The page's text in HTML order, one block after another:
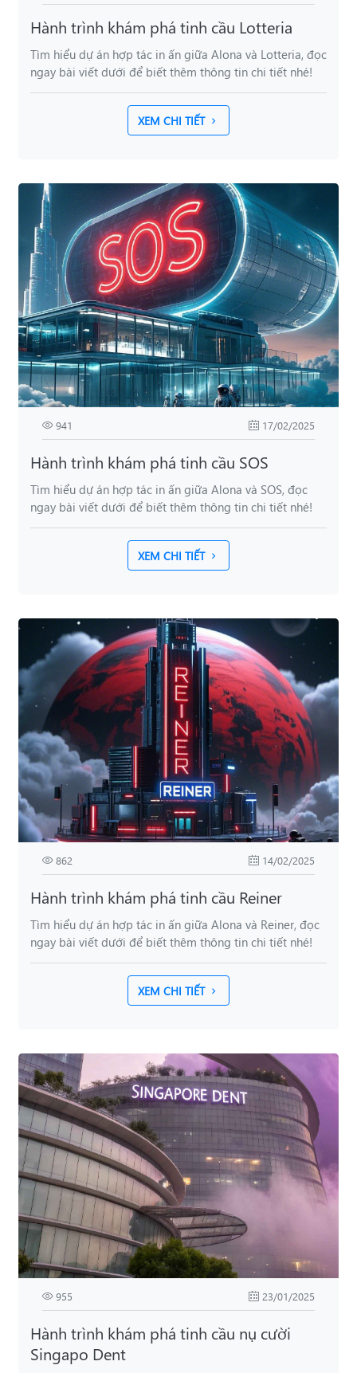
Hành trình khám phá tinh cầu Lotteria
Tìm hiểu dự án hợp tác in ấn giữa Alona và Lotteria, đọc
ngay bài viết dưới để biết thêm thông tin chi tiết nhé!
XEM CHI TIẾT
941 17/02/2025
Hành trình khám phá tinh cầu SOS
Tìm hiểu dự án hợp tác in ấn giữa Alona và SOS, đọc
ngay bài viết dưới để biết thêm thông tin chi tiết nhé!
XEM CHI TIẾT
862 14/02/2025
Hành trình khám phá tinh cầu Reiner
Tìm hiểu dự án hợp tác in ấn giữa Alona và Reiner, đọc
ngay bài viết dưới để biết thêm thông tin chi tiết nhé!
XEM CHI TIẾT
955 23/01/2025
Hành trình khám phá tinh cầu nụ cười
Singapo Dent